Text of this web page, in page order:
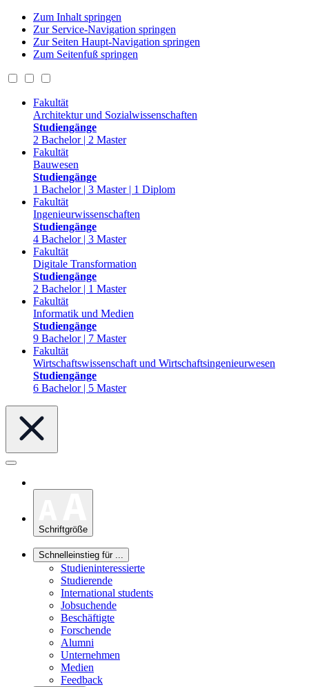
Zum Inhalt springen
Zur Service-Navigation springen
Zur Seiten Haupt-Navigation springen
Zum Seitenfuß springen
Fakultät
Architektur und Sozialwissenschaften
Studiengänge
2 Bachelor | 2 Master
Fakultät
Bauwesen
Studiengänge
1 Bachelor | 3 Master | 1 Diplom
Fakultät
Ingenieurwissenschaften
Studiengänge
4 Bachelor | 3 Master
Fakultät
Digitale Transformation
Studiengänge
2 Bachelor | 1 Master
Fakultät
Informatik und Medien
Studiengänge
9 Bachelor | 7 Master
Fakultät
Wirtschaftswissenschaft und Wirtschaftsingenieurwesen
Studiengänge
6 Bachelor | 5 Master
Schriftgröße
Schnelleinstieg für ...
Studieninteressierte
Studierende
International students
Jobsuchende
Beschäftigte
Forschende
Alumni
Unternehmen
Medien
Feedback